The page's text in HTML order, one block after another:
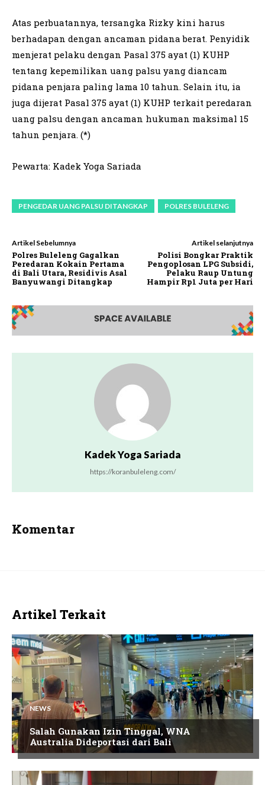
Atas perbuatannya, tersangka Rizky kini harus
berhadapan dengan ancaman pidana berat. Penyidik
menjerat pelaku dengan Pasal 375 ayat (1) KUHP
tentang kepemilikan uang palsu yang diancam
pidana penjara paling lama 10 tahun. Selain itu, ia
juga dijerat Pasal 375 ayat (1) KUHP terkait peredaran
uang palsu dengan ancaman hukuman maksimal 15
tahun penjara. (*)
Pewarta: Kadek Yoga Sariada
PENGEDAR UANG PALSU DITANGKAP POLRES BULELENG
Artikel Sebelumnya
Polres Buleleng Gagalkan
Peredaran Kokain Pertama
di Bali Utara, Residivis Asal
Banyuwangi Ditangkap
Artikel selanjutnya
Polisi Bongkar Praktik
Pengoplosan LPG Subsidi,
Pelaku Raup Untung
Hampir Rp1 Juta per Hari
Kadek Yoga Sariada
https://koranbuleleng.com/
Komentar
Artikel Terkait
NEWS
Salah Gunakan Izin Tinggal, WNA
Australia Dideportasi dari Bali